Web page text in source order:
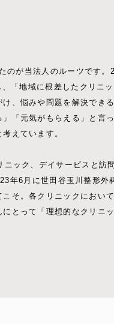
が当法人のルーツです
「地域に根差したクリニ
、悩みや問題を解決でき
「元気がもらえる」と言
えています。
ック、デイサービスと訪
年6月に世田谷玉川整形外
そ。各クリニックにおい
とって「理想的なクリニ